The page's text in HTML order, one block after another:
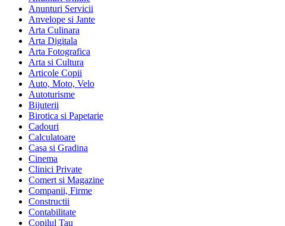
Anunturi Servicii
Anvelope si Jante
Arta Culinara
Arta Digitala
Arta Fotografica
Arta si Cultura
Articole Copii
Auto, Moto, Velo
Autoturisme
Bijuterii
Birotica si Papetarie
Cadouri
Calculatoare
Casa si Gradina
Cinema
Clinici Private
Comert si Magazine
Companii, Firme
Constructii
Contabilitate
Copilul Tau